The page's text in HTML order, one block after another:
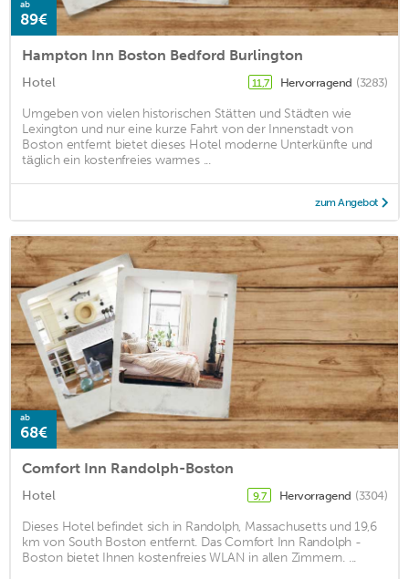
ab
89€
Hampton Inn Boston Bedford Burlington
Hotel 11,7 Hervorragend (3283)
Umgeben von vielen historischen Stätten und Städten wie
Lexington und nur eine kurze Fahrt von der Innenstadt von
Boston entfernt bietet dieses Hotel moderne Unterkünfte und
täglich ein kostenfreies warmes ...
zum Angebot
ab
68€
Comfort Inn Randolph-Boston
Hotel 9,7 Hervorragend (3304)
Dieses Hotel befindet sich in Randolph, Massachusetts und 19,6
km von South Boston entfernt. Das Comfort Inn Randolph -
Boston bietet Ihnen kostenfreies WLAN in allen Zimmern. ...